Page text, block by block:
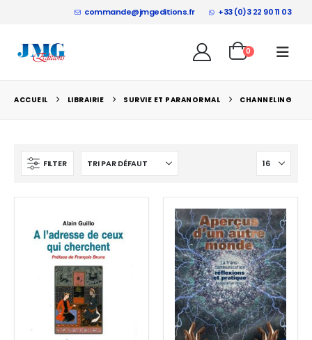
commande@jmgeditions.fr +33 (0)3 22 90 11 03
0
ACCUEIL LIBRAIRIE SURVIE ET PARANORMAL CHANNELING
FILTER